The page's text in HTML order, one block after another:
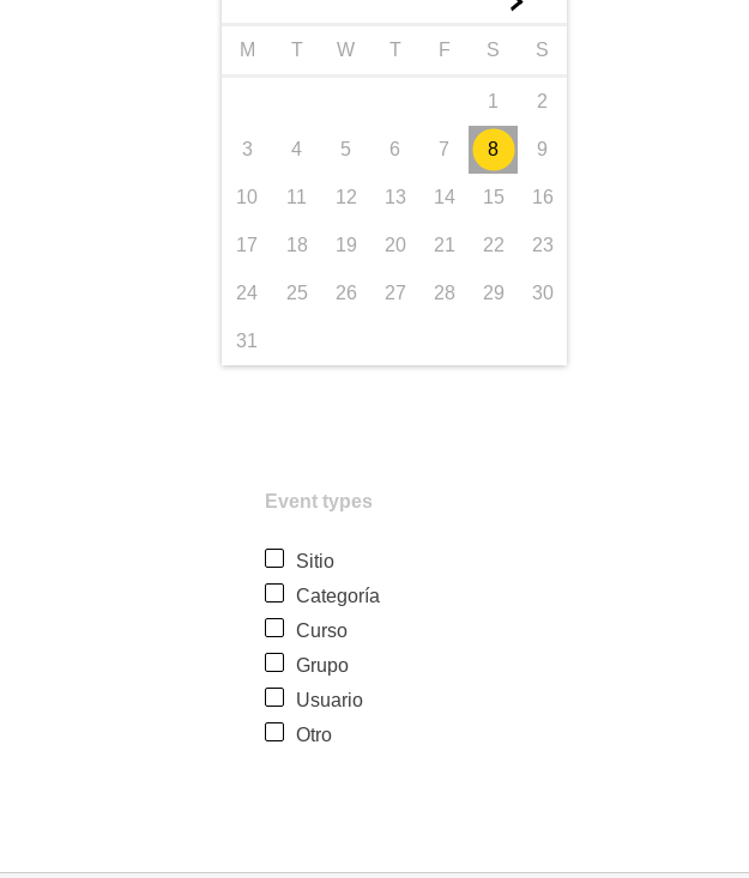
M T W T F S S
1 2
3 4 5 6 7 8 9
10 11 12 13 14 15 16
17 18 19 20 21 22 23
24 25 26 27 28 29 30
31
Event types
Sitio
Categoría
Curso
Grupo
Usuario
Otro